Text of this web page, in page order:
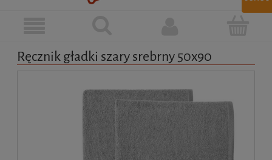
Ręcznik gładki szary srebrny 50x90